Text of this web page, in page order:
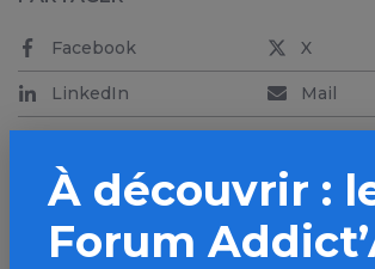
Facebook X
LinkedIn Mail
À découvrir :
Forum